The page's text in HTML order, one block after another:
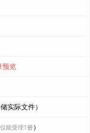
预览
实际文件）
能受理1册）